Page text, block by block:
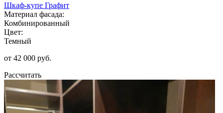
Шкаф-купе Графит
Материал фасада:
Комбинированный
Цвет:
Темный
от 42 000 руб.
Рассчитать